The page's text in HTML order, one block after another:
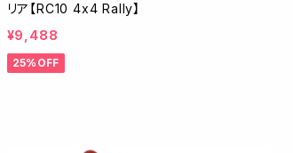
リア【RC10 4x4 Rally】
¥9,488
25%OFF